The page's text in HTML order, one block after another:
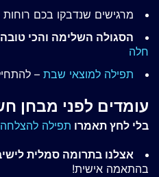
מרגישים שנדבקו בכם
הסגולה השלימה והכי
חלה
תפילה למוצאי שבת –
עומדים לפני מבחן
בלי לחץ תאמרו תפילה
אצלנו בתרומה סמלית
בהתאמה אישית!